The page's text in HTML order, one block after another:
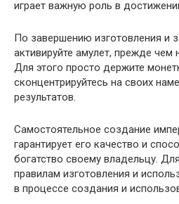
играет важную роль в
По завершению изготовления и
активируйте амулет, прежде чем
Для этого просто держите
сконцентрируйтесь на своих
результатов.
Самостоятельное создание
гарантирует его качество и
богатство своему владельцу.
правилам изготовления и
в процессе создания и